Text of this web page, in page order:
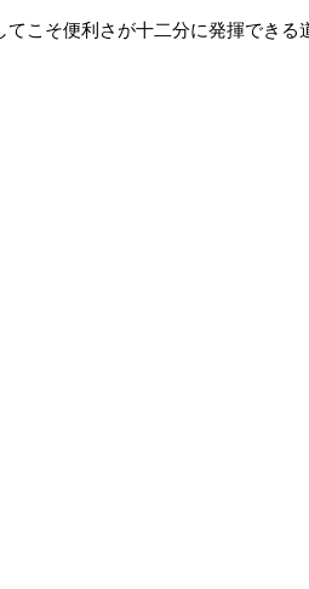
こそ便利さが十二分に発揮できる